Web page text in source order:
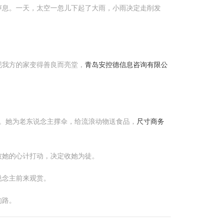
。一天，太空一忽儿下起了大雨，小雨决定走削发
方的家变得善良而亮堂， 青岛安控德信息咨询有限公
她为老东说念主撑伞，给流浪动物送食品， 尺寸商务
的心计打动，决定收她为徒。
主前来观赏。
。